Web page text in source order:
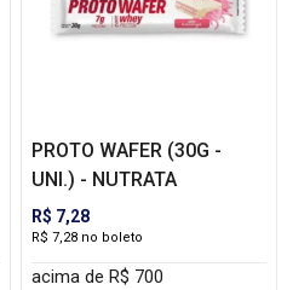
PROTO WAFER (30G -
UNI.) - NUTRATA
R$ 7,28
R$ 7,28 no boleto
acima de R$ 700